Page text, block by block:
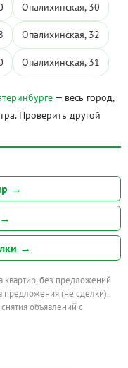
Опалихинская, 30
Опалихинская, 32
Опалихинская, 31
— весь город,
Проверить другой
→
→
квартир, без предложений
предложения (не сделки).
объявлений с